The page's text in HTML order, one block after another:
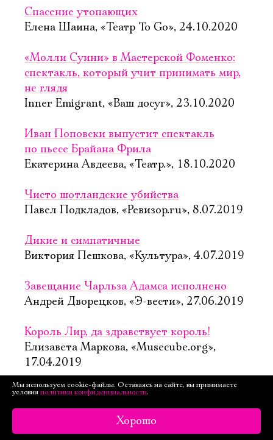
Спасение утопающих
Елена Шаина, «Театр To Go», 24.10.2020
«Молли Суини» в Мастерской Фоменко:
спектакль, который учит принимать мир,
не глядя
Inner Emigrant, «Ваш досуг», 23.10.2020
Иван Поповски выпустит спектакль
по пьесе Брайана Фрила
Екатерина Авдеева, «Театр.», 18.10.2020
Чисто шотландские убийства
Павел Подкладов, «Ревизор.ru», 8.07.2019
Дикие и симпатичные
Виктория Пешкова, «Культура», 4.07.2019
Завещание Чарльза Адамса исполнено
Андрей Дворецков, «Э-вести», 27.06.2019
Король Лир, да здравствует король!
Елизавета Маркова, «Musecube.org»,
17.04.2019
Трагедия наследия
Людмила Привизенцева, «Зонд Новости»,
Мы используем cookie-файлы. Оставаясь на сайте, вы принимаете
условия политики конфиденциальности.
Хорошо